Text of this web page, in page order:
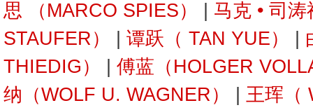
思 （MARCO SPIES）
马克 • 司
STAUFER）
谭跃（ TAN YUE）
THIEDIG）
傅蓝（HOLGER
纳（WOLF U. WAGNER）
王珲（